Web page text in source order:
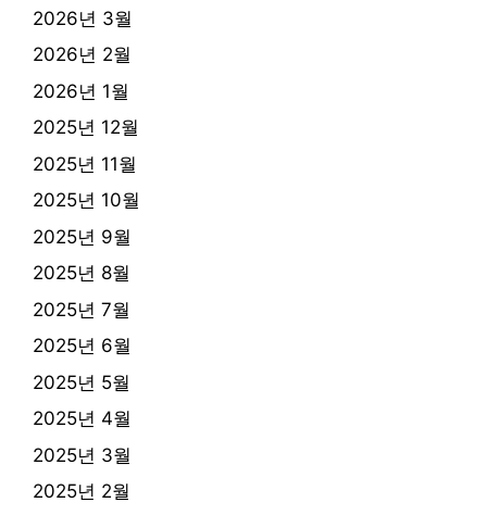
2026년 3월
2026년 2월
2026년 1월
2025년 12월
2025년 11월
2025년 10월
2025년 9월
2025년 8월
2025년 7월
2025년 6월
2025년 5월
2025년 4월
2025년 3월
2025년 2월